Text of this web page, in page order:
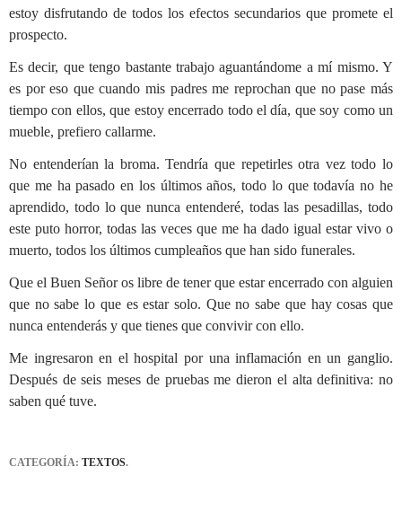
estoy disfrutando de todos los efectos secundarios que promete el
prospecto.
Es decir, que tengo bastante trabajo aguantándome a mí mismo. Y
es por eso que cuando mis padres me reprochan que no pase más
tiempo con ellos, que estoy encerrado todo el día, que soy como un
mueble, prefiero callarme.
No entenderían la broma. Tendría que repetirles otra vez todo lo
que me ha pasado en los últimos años, todo lo que todavía no he
aprendido, todo lo que nunca entenderé, todas las pesadillas, todo
este puto horror, todas las veces que me ha dado igual estar vivo o
muerto, todos los últimos cumpleaños que han sido funerales.
Que el Buen Señor os libre de tener que estar encerrado con alguien
que no sabe lo que es estar solo. Que no sabe que hay cosas que
nunca entenderás y que tienes que convivir con ello.
Me ingresaron en el hospital por una inflamación en un ganglio.
Después de seis meses de pruebas me dieron el alta definitiva: no
saben qué tuve.
CATEGORÍA: TEXTOS.